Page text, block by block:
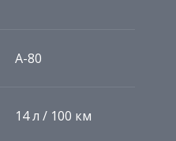
А-80
14 л / 100 км